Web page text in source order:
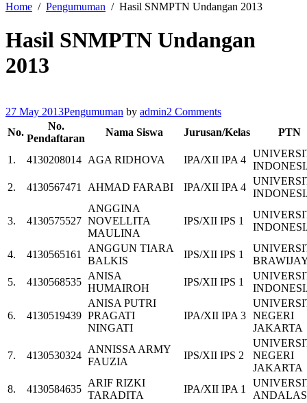
Home Pengumuman Hasil SNMPTN Undangan 2013
Hasil SNMPTN Undangan
2013
27 May 2013Pengumuman by admin2 Comments
No.
No.
Pendaftaran
Nama Siswa Jurusan/Kelas PTN
1. 4130208014 AGA RIDHOVA IPA/XII IPA 4
2.
4130567471 AHMAD FARABI IPA/XII IPA 4
3. 4130575527
ANGGINA
NOVELLITA
MAULINA
IPS/XII IPS 1
4. 4130565161
ANGGUN TIARA
BALKIS
IPS/XII IPS 1
5.
4130568535
ANISA
HUMAIROH
IPS/XII IPS 1
6. 4130519439
ANISA PUTRI
PRAGATI
NINGATI
IPA/XII IPA 3 NEGERI
JAKARTA
7. 4130530324
ANNISSA ARMY
FAUZIA
IPS/XII IPS 2
NEGERI
JAKARTA
8.
4130584635
ARIF RIZKI
TARADITA
IPA/XII IPA 1
ANDALAS